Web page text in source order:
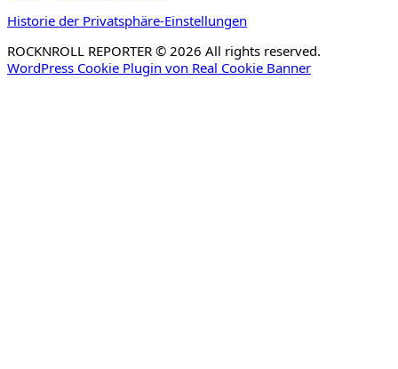
Historie der Privatsphäre-Einstellungen
ROCKNROLL REPORTER © 2026 All rights reserved.
WordPress Cookie Plugin von Real Cookie Banner